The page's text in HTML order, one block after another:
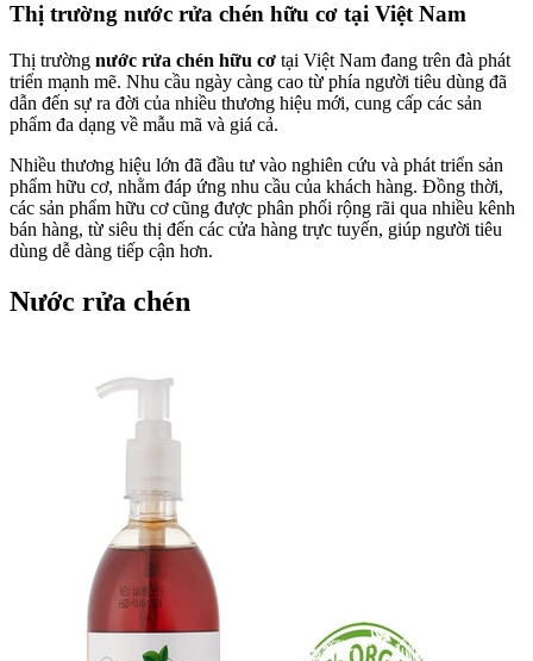
Thị trường nước rửa chén hữu cơ tại Việt Nam
Thị trường nước rửa chén hữu cơ tại Việt Nam đang trên đà phát
triển mạnh mẽ. Nhu cầu ngày càng cao từ phía người tiêu dùng đã
dẫn đến sự ra đời của nhiều thương hiệu mới, cung cấp các sản
phẩm đa dạng về mẫu mã và giá cả.
Nhiều thương hiệu lớn đã đầu tư vào nghiên cứu và phát triển sản
phẩm hữu cơ, nhằm đáp ứng nhu cầu của khách hàng. Đồng thời,
các sản phẩm hữu cơ cũng được phân phối rộng rãi qua nhiều kênh
bán hàng, từ siêu thị đến các cửa hàng trực tuyến, giúp người tiêu
dùng dễ dàng tiếp cận hơn.
Nước rửa chén